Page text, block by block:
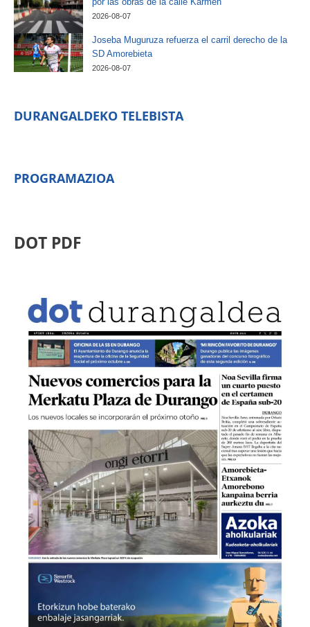
2026-08-07
Joseba Muguruza refuerza el carril derecho de la
SD Amorebieta
2026-08-07
DURANGALDEKO TELEBISTA
PROGRAMAZIOA
DOT PDF